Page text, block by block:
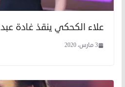
علاء الكحكي ينقذ غادة عبد
3 مارس، 2020